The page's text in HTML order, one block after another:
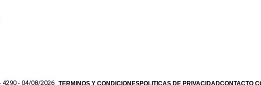
4290 - 04/08/2026 TERMINOS Y CONDICIONESPOLITICAS DE PRIVACIDADCONTACTO